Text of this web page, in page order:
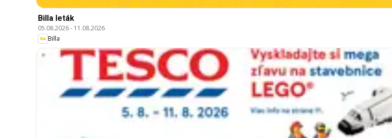
Billa leták
05.08.2026- 11.08.2026
Billa